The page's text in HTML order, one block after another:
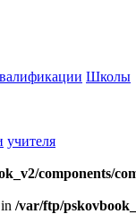
Школы
учителя
components/
/var/ftp/